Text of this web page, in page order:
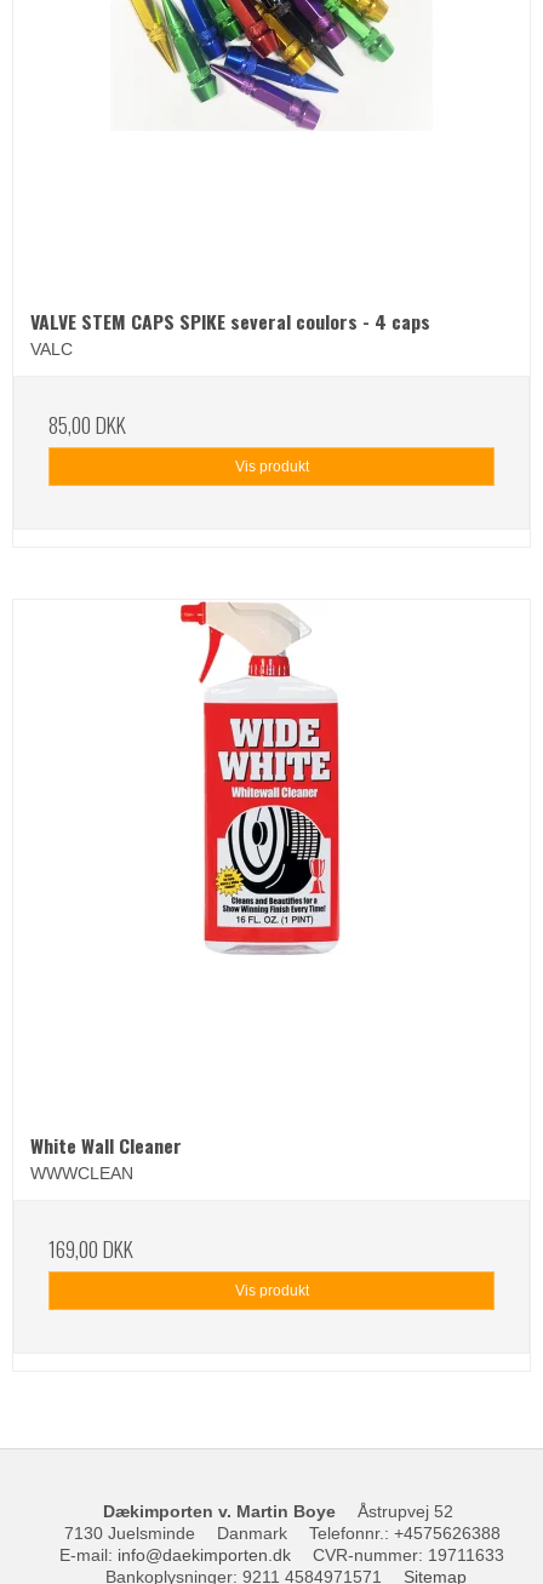
VALVE STEM CAPS SPIKE several coulors - 4 caps
VALC
85,00 DKK
Vis produkt
White Wall Cleaner
WWWCLEAN
169,00 DKK
Vis produkt
Dækimporten v. Martin Boye
Åstrupvej 52
7130 Juelsminde
Danmark Telefonnr. : +4575626388
E-mail: info@daekimporten.dk CVR-nummer: 19711633
Bankoplysninger: 9211 4584971571 Sitemap